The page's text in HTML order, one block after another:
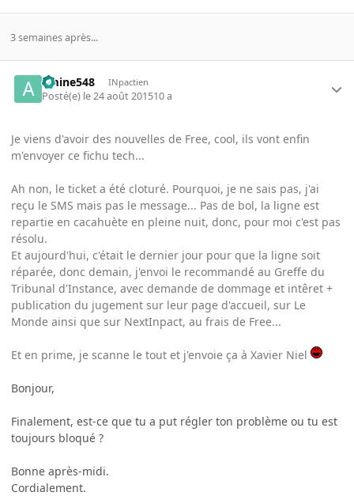
3 semaines après...
amine548 INpactien
Posté(e) le 24 août 201510 a
Je viens d'avoir des nouvelles de Free, cool, ils vont enfin
m'envoyer ce fichu tech...
Ah non, le ticket a été cloturé. Pourquoi, je ne sais pas, j'ai
reçu le SMS mais pas le message... Pas de bol, la ligne est
repartie en cacahuète en pleine nuit, donc, pour moi c'est pas
résolu.
Et aujourd'hui, c'était le dernier jour pour que la ligne soit
réparée, donc demain, j'envoi le recommandé au Greffe du
Tribunal d'Instance, avec demande de dommage et intêret +
publication du jugement sur leur page d'accueil, sur Le
Monde ainsi que sur NextInpact, au frais de Free...
Et en prime, je scanne le tout et j'envoie ça à Xavier Niel
Bonjour,
Finalement, est-ce que tu a put régler ton problème ou tu est
toujours bloqué ?
Bonne après-midi.
Cordialement.